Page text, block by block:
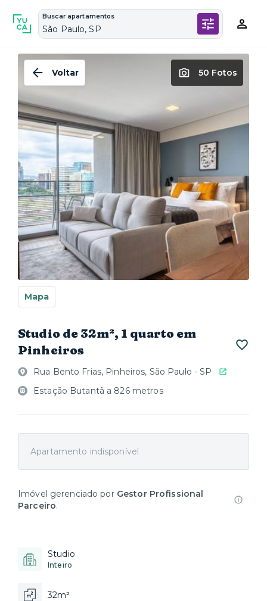
Buscar apartamentos
São Paulo, SP
Voltar 50 Fotos
Mapa
Studio de 32m², 1 quarto em
Pinheiros
Rua Bento Frias, Pinheiros, São Paulo - SP
Estação Butantã a 826 metros
Apartamento indisponível
Imóvel gerenciado por Gestor Profissional
Parceiro.
Studio
Inteiro
32m²